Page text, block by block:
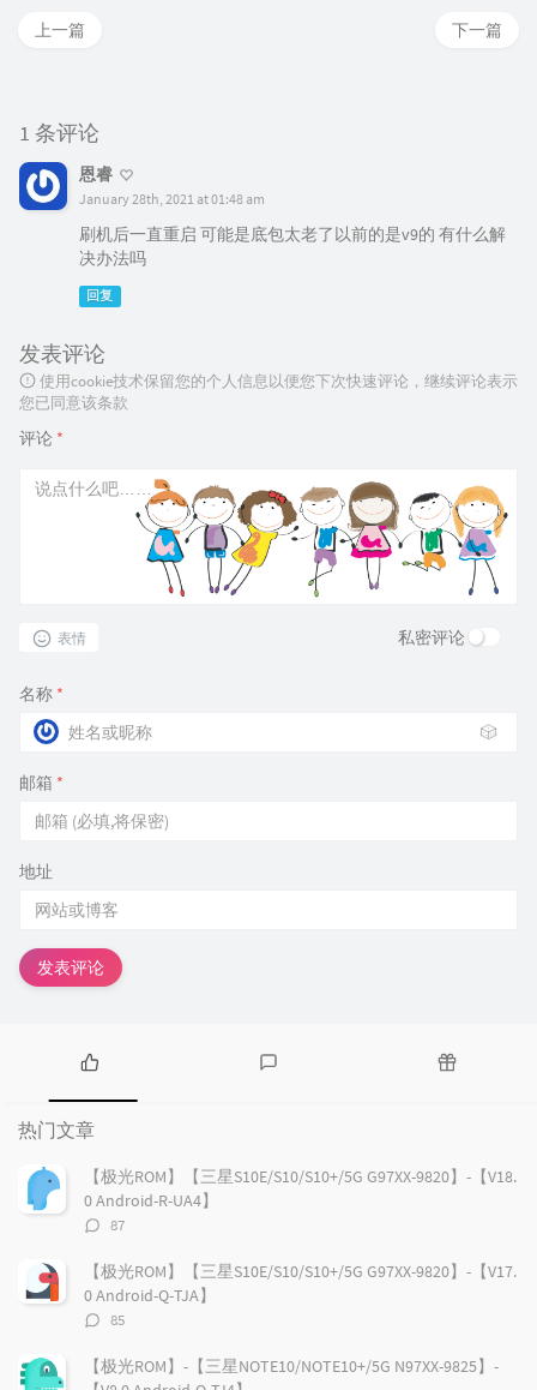
下一篇
上一篇
1 条评论
恩睿
January 28th, 2021 at 01:48 am
刷机后一直重启 可能是底包太老了以前的是v9的 有什么解
决办法吗
回复
发表评论
使用cookie技术保留您的个人信息以便您下次快速评论，继续评论表示
您已同意该条款
评论 *
表情 私密评论
名称 *
🎲
邮箱 *
地址
发表评论
热
门
文
章
论
章
热门文章
【极光ROM】【三星S10E/S10/S10+/5G G97XX-9820】-【V18.
0 Android-R-UA4】
评
数：
87
【极光ROM】【三星S10E/S10/S10+/5G G97XX-9820】-【V17.
0 Android-Q-TJA】
评
数：
85
【极光ROM】-【三星NOTE10/NOTE10+/5G N97XX-9825】-